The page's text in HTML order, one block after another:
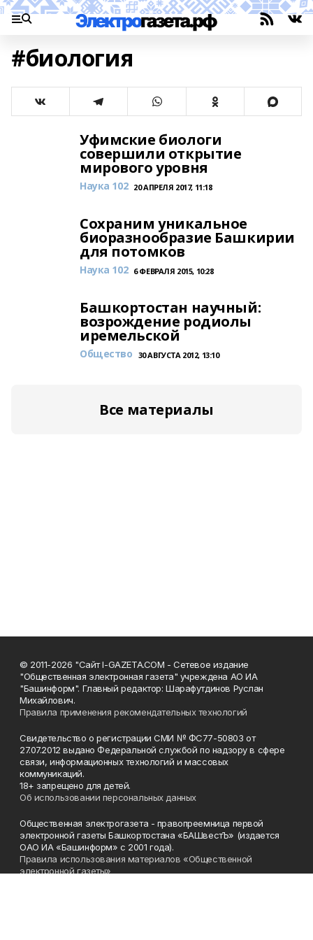
#биология
Уфимские биологи
совершили открытие
мирового уровня
Наука 102 20 АПРЕЛЯ 2017, 11:18
Сохраним уникальное
биоразнообразие Башкирии
для потомков
Наука 102 6 ФЕВРАЛЯ 2015, 10:28
Башкортостан научный:
возрождение родиолы
иремельской
Общество 30 АВГУСТА 2012, 13:10
Все материалы
© 2011-2026 "Сайт I-GAZETA.COM - Сетевое издание
"Общественная электронная газета" учреждена АО ИА
"Башинформ". Главный редактор: Шарафутдинов Руслан
Михайлович.
Правила применения рекомендательных технологий
Свидетельство о регистрации СМИ № ФС77-50803 от
27.07.2012 выдано Федеральной службой по надзору в сфере
связи, информационных технологий и массовых
коммуникаций.
18+ запрещено для детей.
Об использовании персональных данных
Общественная электрогазета - правопреемница первой
электронной газеты Башкортостана «БАШвестЪ» (издается
ОАО ИА «Башинформ» с 2001 года).
Правила использования материалов «Общественной
электронной газеты»